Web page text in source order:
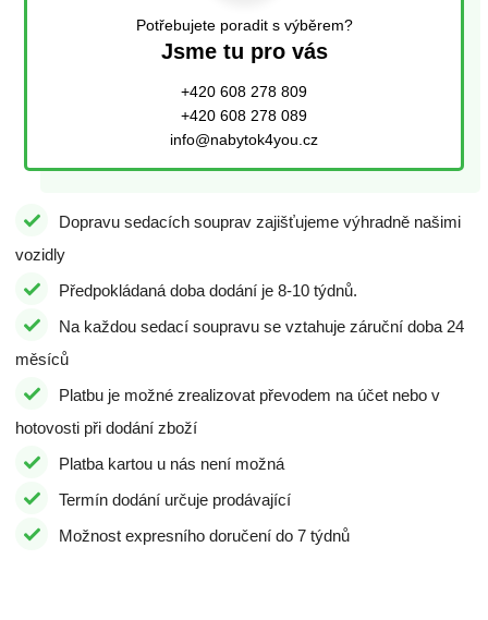
Potřebujete poradit s výběrem?
Jsme tu pro vás
+420 608 278 809
+420 608 278 089
info@nabytok4you.cz
Dopravu sedacích souprav zajišťujeme výhradně našimi
vozidly
Předpokládaná doba dodání je 8-10 týdnů.
Na každou sedací soupravu se vztahuje záruční doba 24
měsíců
Platbu je možné zrealizovat převodem na účet nebo v
hotovosti při dodání zboží
Platba kartou u nás není možná
Termín dodání určuje prodávající
Možnost expresního doručení do 7 týdnů